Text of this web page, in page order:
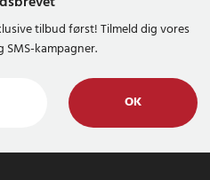
tilbud først! Tilmeld dig vores
SMS-kampagner.
OK